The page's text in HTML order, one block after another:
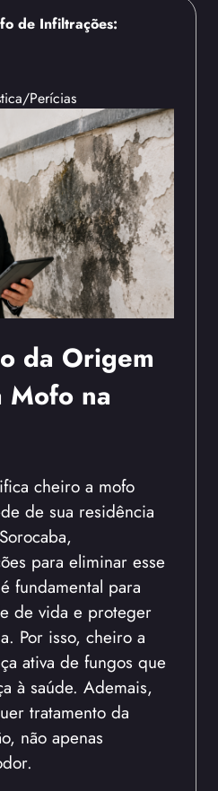
de Infiltrações:
Perícias
da Origem
Mofo na
cheiro a mofo
de sua residência
para eliminar esse
fundamental para
de vida e proteger
Por isso, cheiro a
ativa de fungos que
à saúde. Ademais,
tratamento da
não apenas